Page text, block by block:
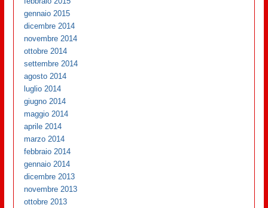
gennaio 2015
dicembre 2014
novembre 2014
ottobre 2014
settembre 2014
agosto 2014
luglio 2014
giugno 2014
maggio 2014
aprile 2014
marzo 2014
febbraio 2014
gennaio 2014
dicembre 2013
novembre 2013
ottobre 2013